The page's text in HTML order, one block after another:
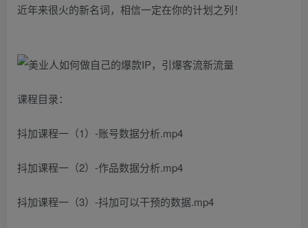
近年来很火的新名词，相信一定在你的计划之列！
课程目录：
抖加课程一（1）-账号数据分析.mp4
抖加课程一（2）-作品数据分析.mp4
抖加课程一（3）-抖加可以干预的数据.mp4